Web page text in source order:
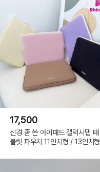
17,500
신경 좀 쓴 아이패드 갤럭시탭 태
블릿 파우치 11인치형 / 13인치형